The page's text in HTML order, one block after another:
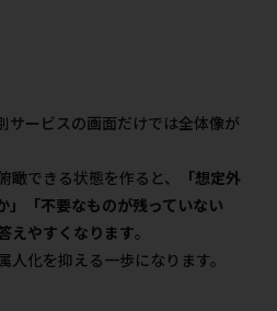
サービスの画面だけでは全体像が
できる状態を作ると、
「想定外
」「不要なものが残っていない
えやすくなります。
人化を抑える一歩になります。